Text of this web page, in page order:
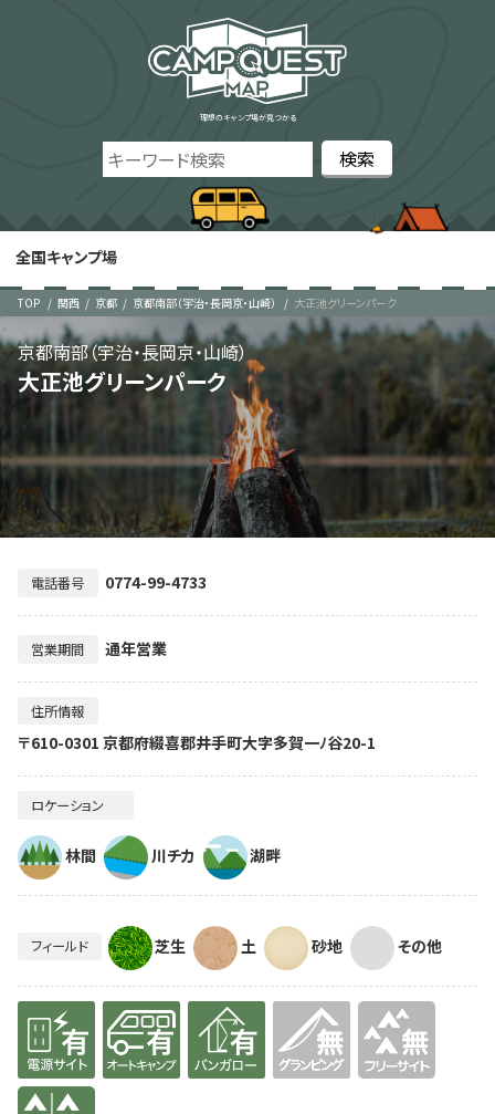
理想のキャンプ場が見つかる
全国キャンプ場
TOP 関西 京都 京都南部（宇治・長岡京・山崎） 大正池グリーンパーク
大正池グリーンパーク
京都南部（宇治・長岡京・山崎）
電話番号 0774-99-4733
営業期間 通年営業
住所情報
〒610-0301 京都府綴喜郡井手町大字多賀一ﾉ谷20-1
ロケーション
林間 川チカ 湖畔
フィールド 芝生 土 砂地 その他
有り 有り 有り
有り